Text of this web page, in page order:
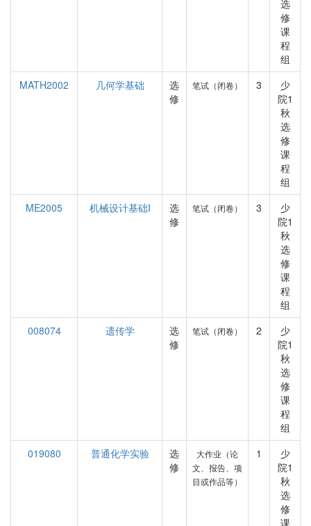
选
修
课
程
组
MATH2002
几何学基础
选
修
笔试（闭卷） 3
少
院1
秋
选
修
课
程
组
ME2005
机械设计基础I
选
修
笔试（闭卷） 3
少
院1
秋
选
修
课
程
组
008074
遗传学
选
修
笔试（闭卷） 2
少
院1
秋
选
修
课
程
组
019080
普通化学实验
选
修
大作业（论
文、报告、项
目或作品等）
1
少
院1
秋
选
修
课